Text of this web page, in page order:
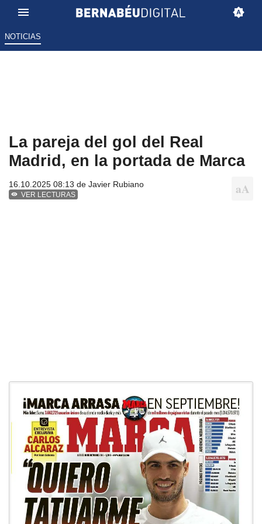
NOTICIAS
La pareja del gol del Real
Madrid, en la portada de Marca
16.10.2025 08:13 de Javier Rubiano
VER LECTURAS